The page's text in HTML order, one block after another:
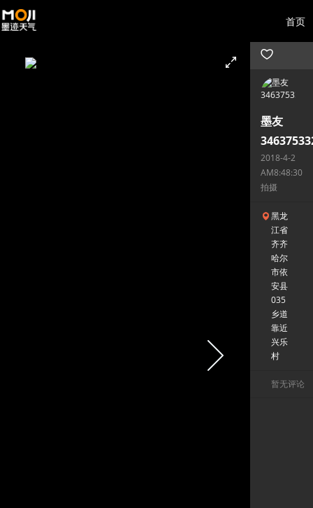
首页
墨友
2018-4-2
AM8:48:30
拍摄
黑龙
江省
齐齐
哈尔
市依
安县
035
乡道
靠近
兴乐
村
暂无评论